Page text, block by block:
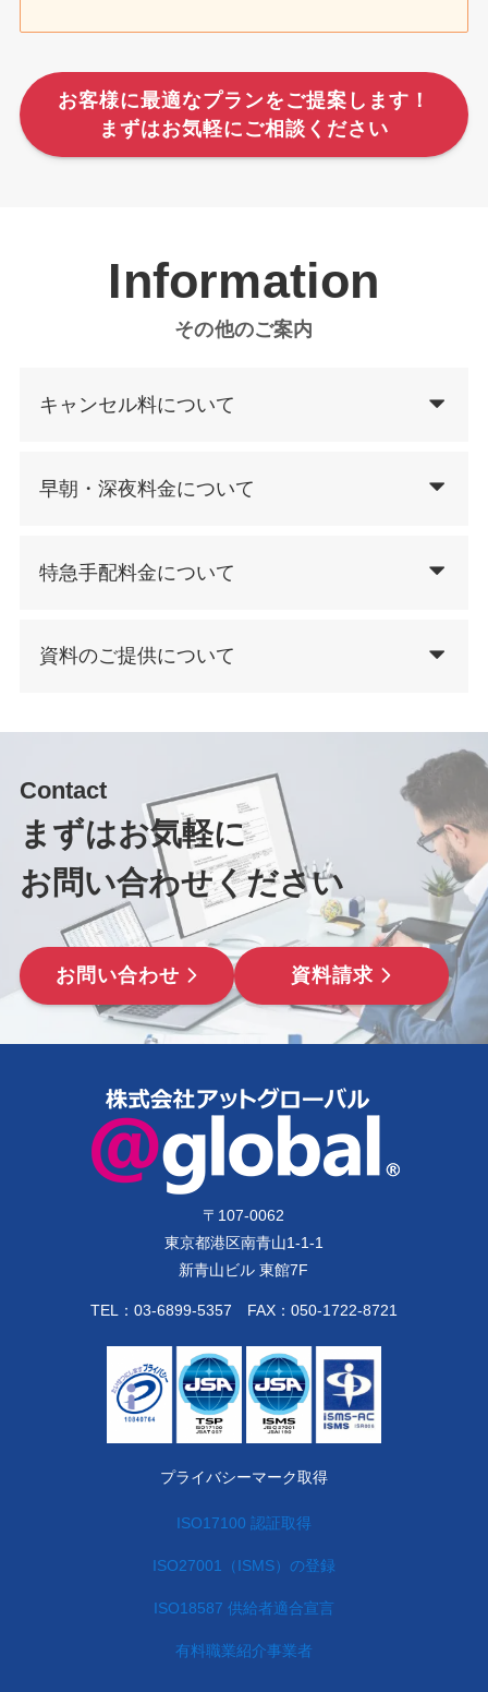
お客様に最適なプランをご提案します！
まずはお気軽にご相談ください
Information
その他のご案内
キャンセル料について
早朝・深夜料金について
特急手配料金について
資料のご提供について
Contact
まずはお気軽に
お問い合わせください
お問い合わせ 資料請求
〒 107-0062
東京都港区南青山1-1-1
新青山ビル 東館7F
TEL： 03-6899-5357 FAX：050-1722-8721
プライバシーマーク取得
ISO17100 認証取得
ISO27001（ISMS）の登録
ISO18587 供給者適合宣言
有料職業紹介事業者